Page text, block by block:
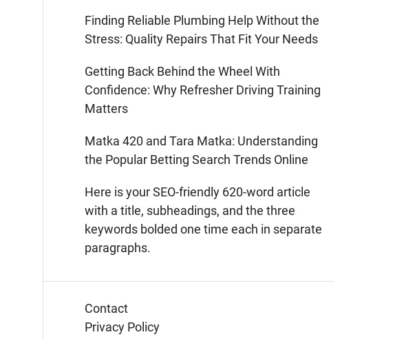
Finding Reliable Plumbing Help Without the
Stress: Quality Repairs That Fit Your Needs
Getting Back Behind the Wheel With
Confidence: Why Refresher Driving Training
Matters
Matka 420 and Tara Matka: Understanding
the Popular Betting Search Trends Online
Here is your SEO-friendly 620-word article
with a title, subheadings, and the three
keywords bolded one time each in separate
paragraphs.
Contact
Privacy Policy